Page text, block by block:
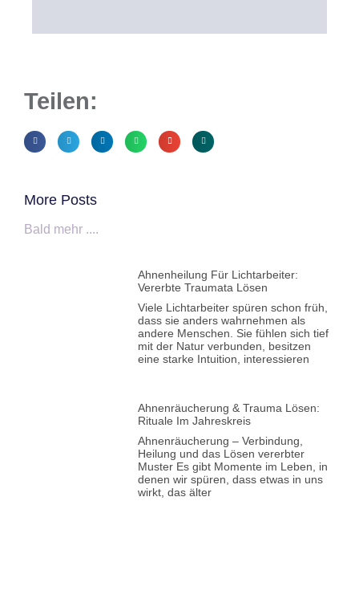
Teilen:
More Posts
Bald mehr ....
Ahnenheilung Für Lichtarbeiter:
Vererbte Traumata Lösen
Viele Lichtarbeiter spüren schon früh,
dass sie anders wahrnehmen als
andere Menschen. Sie fühlen sich tief
mit der Natur verbunden, besitzen
eine starke Intuition, interessieren
Ahnenräucherung & Trauma Lösen:
Rituale Im Jahreskreis
Ahnenräucherung – Verbindung,
Heilung und das Lösen vererbter
Muster Es gibt Momente im Leben, in
denen wir spüren, dass etwas in uns
wirkt, das älter